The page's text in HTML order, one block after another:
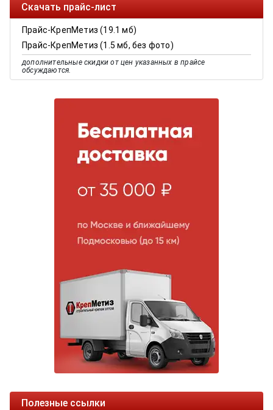
Скачать прайс-лист
Прайс-КрепМетиз (19.1 мб)
Прайс-КрепМетиз (1.5 мб, без фото)
дополнительные скидки от цен указанных в прайсе
обсуждаются.
Полезные ссылки